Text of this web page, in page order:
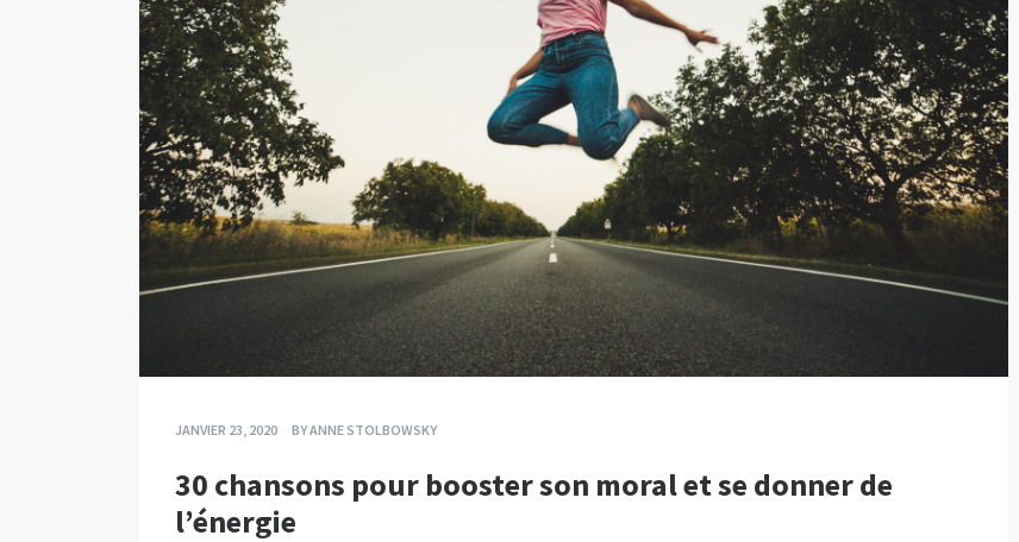
JANVIER 23, 2020 BYANNE STOLBOWSKY
30 chansons pour booster son moral et se donner de
l’énergie